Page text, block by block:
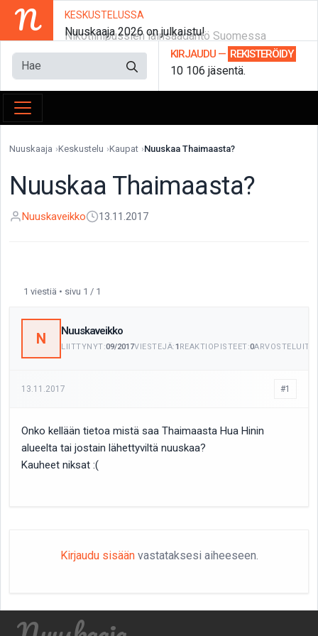
N KESKUSTELUSSA
Nikotiinipussien lainsäädäntö Suomessa
Nuuskaaja 2026 on julkaistu!
KIRJAUDU — REKISTERÖIDY
10 106 jäsentä.
Nuuskaaja Keskustelu Kaupat Nuuskaa Thaimaasta?
Nuuskaa Thaimaasta?
Nuuskaveikko 13.11.2017
1 viestiä • sivu 1 / 1
N Nuuskaveikko
LIITTYNYT:09/2017VIESTEJÄ:1 REAKTIOPISTEET:0ARVOSTELUITA:
13.11.2017 #1
Onko kellään tietoa mistä saa Thaimaasta Hua Hinin
alueelta tai jostain lähettyviltä nuuskaa?
Kauheet niksat :(
Kirjaudu sisäänvastataksesi aiheeseen.